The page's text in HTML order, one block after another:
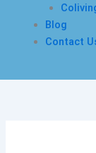
Blog
Contact